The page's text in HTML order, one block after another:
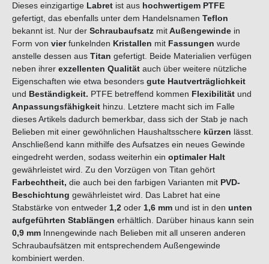
Dieses einzigartige Labret ist aus hochwertigem PTFE
gefertigt, das ebenfalls unter dem Handelsnamen Teflon
bekannt ist. Nur der Schraubaufsatz mitAußengewinde in
Form von vierfunkelnden Kristallen mit Fassungen wurde
anstelle dessen aus Titan gefertigt. Beide Materialien verfügen
neben ihrer exzellenten Qualität auch über weitere nützliche
Eigenschaften wie etwa besonders gute Hautverträglichkeit
und Beständigkeit. PTFE betreffend kommen Flexibilität und
Anpassungsfähigkeit hinzu. Letztere macht sich im Falle
dieses Artikels dadurch bemerkbar, dass sich der Stab je nach
Belieben mit einer gewöhnlichen Haushaltsschere kürzen lässt.
Anschließend kann mithilfe des Aufsatzes ein neues Gewinde
eingedreht werden, sodass weiterhin ein optimaler Halt
gewährleistet wird. Zu den Vorzügen von Titan gehört
Farbechtheit, die auch bei den farbigen Varianten mit PVD-
Beschichtung gewährleistet wird. Das Labret hat eine
Stabstärke von entweder 1,2 oder 1,6 mm und ist in den unten
aufgeführten Stablängen erhältlich. Darüber hinaus kann sein
0,9 mm Innengewinde nach Belieben mit all unseren anderen
Schraubaufsätzen mit entsprechendem Außengewinde
kombiniert werden.